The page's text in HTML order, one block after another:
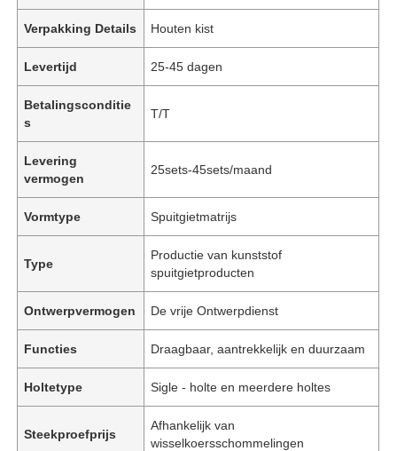
Verpakking Details Houten kist
Levertijd 25-45 dagen
Betalingsconditie
s
T/T
Levering
vermogen
25sets-45sets/maand
Vormtype Spuitgietmatrijs
Type
Productie van kunststof
spuitgietproducten
Ontwerpvermogen De vrije Ontwerpdienst
Functies Draagbaar, aantrekkelijk en duurzaam
Holtetype Sigle - holte en meerdere holtes
Steekproefprijs
Afhankelijk van
wisselkoersschommelingen